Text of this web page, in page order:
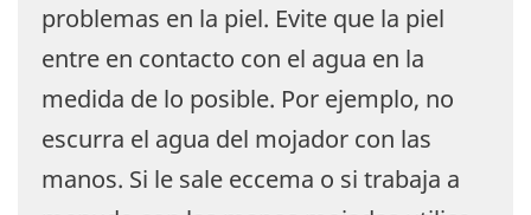
problemas en la piel. Evite que la piel
entre en contacto con el agua en la
medida de lo posible. Por ejemplo, no
escurra el agua del mojador con las
manos. Si le sale eccema o si trabaja a